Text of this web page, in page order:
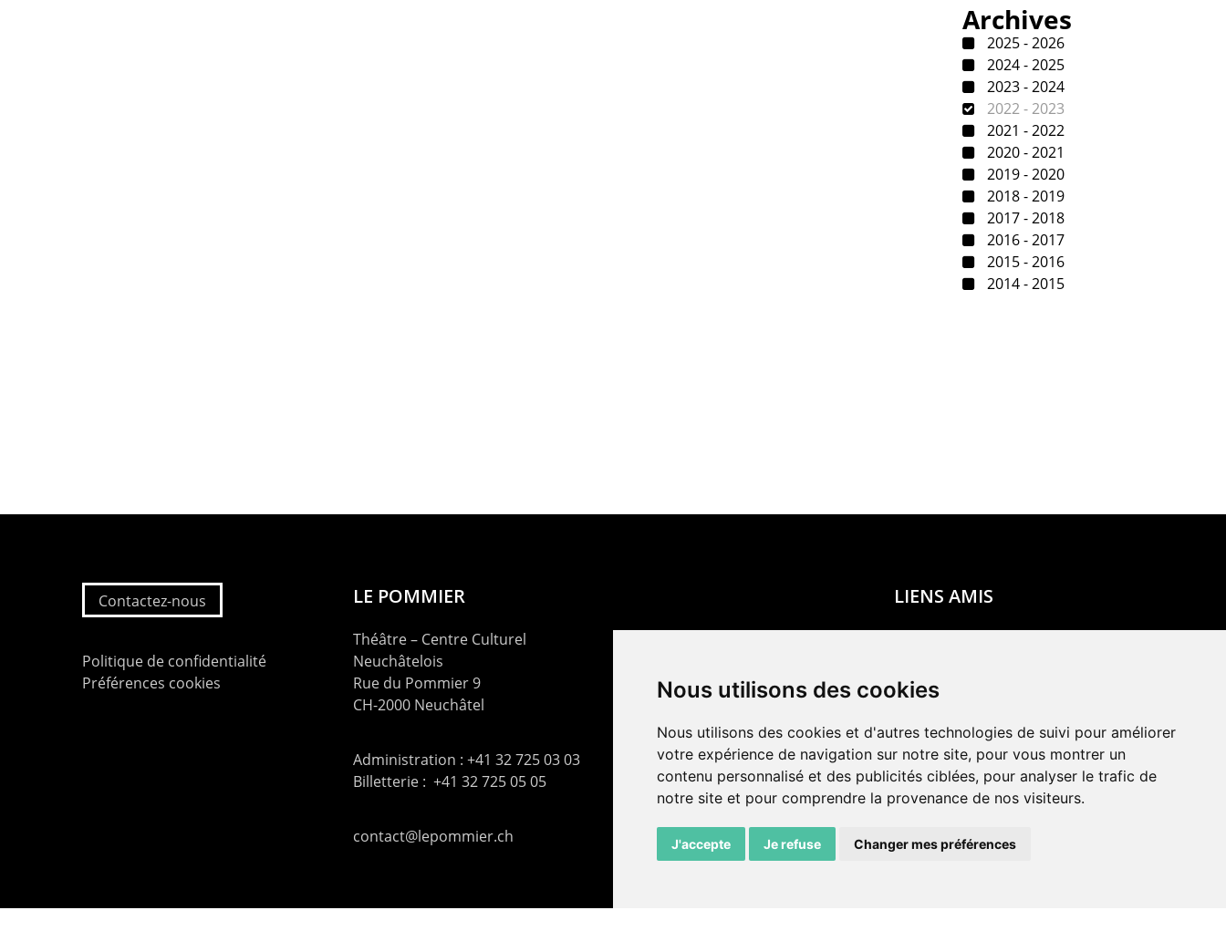
Nous utilisons des cookies
Nous utilisons des cookies et d'autres technologies de suivi pour améliorer
votre expérience de navigation sur notre site, pour vous montrer un
contenu personnalisé et des publicités ciblées, pour analyser le trafic de
notre site et pour comprendre la provenance de nos visiteurs.
J'accepte Je refuse Changer mes préférences
Archives
2025 - 2026
2024 - 2025
2023 - 2024
2022 - 2023
2021 - 2022
2020 - 2021
2019 - 2020
2018 - 2019
2017 - 2018
2016 - 2017
2015 - 2016
2014 - 2015
Contactez-nous
Politique de confidentialité
Préférences cookies
LE POMMIER
Théâtre – Centre Culturel
Neuchâtelois
Rue du Pommier 9
CH-2000 Neuchâtel
Administration : +41 32 725 03 03
Billetterie : +41 32 725 05 05
contact@lepommier.ch
LIENS AMIS